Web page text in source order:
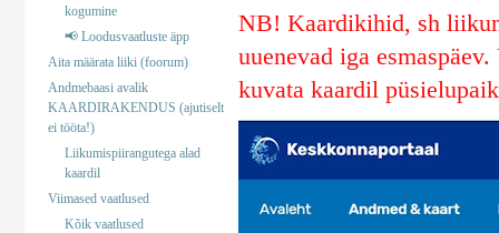
kogumine
📢 Loodusvaatluste äpp
Aita määrata liiki (foorum)
Andmebaasi avalik
KAARDIRAKENDUS (ajutiselt
ei tööta!)
Liikumispiirangutega alad
kaardil
Viimased vaatlused
Kõik vaatlused
NB! Kaardikihid, sh
uuenevad iga
kuvata kaardil